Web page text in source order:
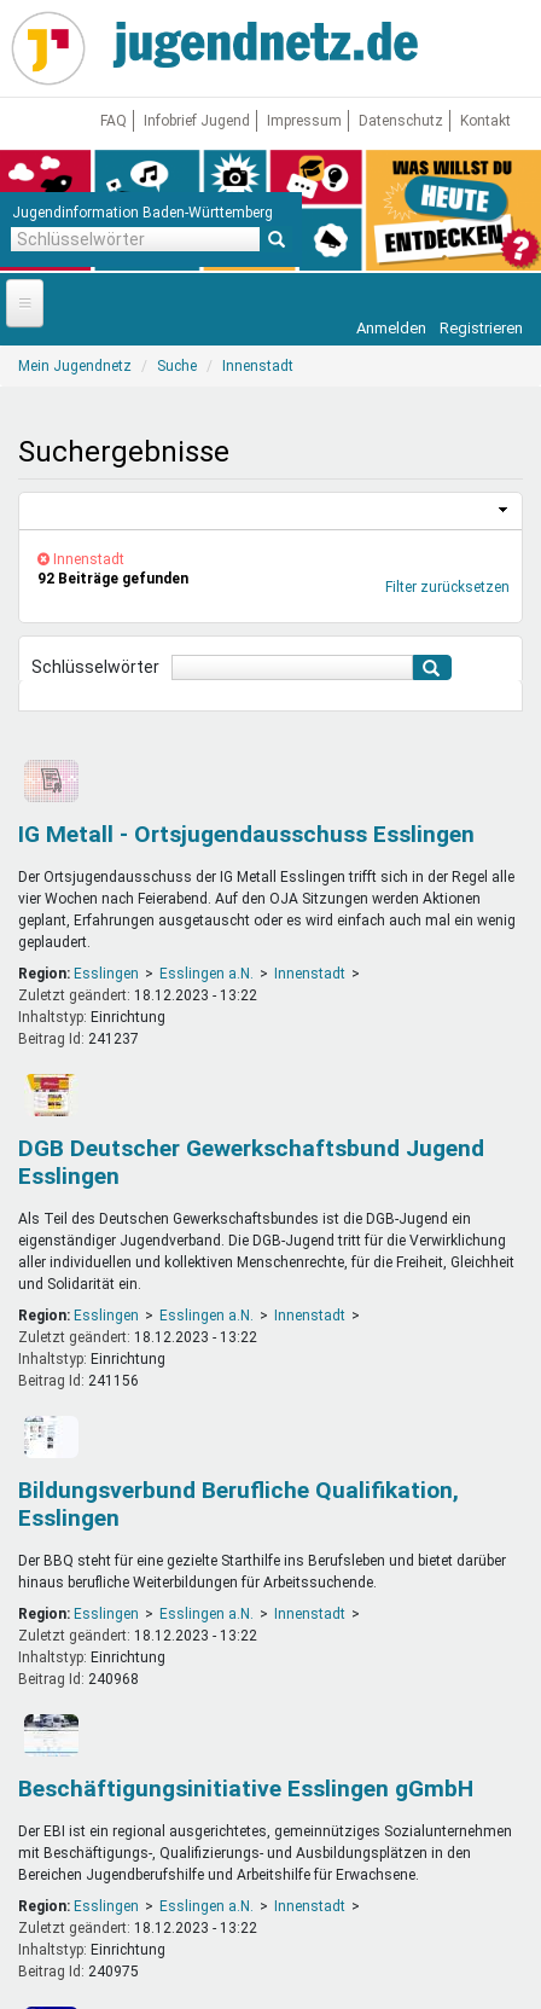
Direkt
zum
Inhalt
FAQ Infobrief Jugend Impressum Datenschutz Kontakt
Jugendinformation Baden-Württemberg
Startseite
Freizeit & Reisen
Mentoren & Projekte
Schule & Beruf
Anmelden Registrieren
Sie
Mein Jugendnetz Suche Innenstadt
Suchergebnisse
(-) Innenstadt-
Filter
Innenstadt
Filter zurücksetzen
92 Beiträge gefunden
Schlüsselwörter
IG Metall - Ortsjugendausschuss Esslingen
Der Ortsjugendausschuss der IG Metall Esslingen trifft sich in der Regel alle
vier Wochen nach Feierabend. Auf den OJA Sitzungen werden Aktionen
geplant, Erfahrungen ausgetauscht oder es wird einfach auch mal ein wenig
geplaudert.
Region: Esslingen Esslingen a.N.
Innenstadt
Zuletzt geändert: 18.12.2023 - 13:22
Inhaltstyp:
einrichtung
Beitrag Id: 241237
DGB Deutscher Gewerkschaftsbund Jugend
Esslingen
Als Teil des Deutschen Gewerkschaftsbundes ist die DGB-Jugend ein
eigenständiger Jugendverband. Die DGB-Jugend tritt für die Verwirklichung
aller individuellen und kollektiven Menschenrechte, für die Freiheit, Gleichheit
und Solidarität ein.
Region: Esslingen Esslingen a.N.
Innenstadt
Zuletzt geändert: 18.12.2023 - 13:22
Inhaltstyp:
einrichtung
Beitrag Id: 241156
Bildungsverbund Berufliche Qualifikation,
Esslingen
Der BBQ steht für eine gezielte Starthilfe ins Berufsleben und bietet darüber
hinaus berufliche Weiterbildungen für Arbeitssuchende.
Region: Esslingen Esslingen a.N.
Innenstadt
Zuletzt geändert: 18.12.2023 - 13:22
Inhaltstyp:
einrichtung
Beitrag Id: 240968
Beschäftigungsinitiative Esslingen gGmbH
Der EBI ist ein regional ausgerichtetes, gemeinnütziges Sozialunternehmen
mit Beschäftigungs-, Qualifizierungs- und Ausbildungsplätzen in den
Bereichen Jugendberufshilfe und Arbeitshilfe für Erwachsene.
Region: Esslingen Esslingen a.N.
Innenstadt
Zuletzt geändert: 18.12.2023 - 13:22
Inhaltstyp:
einrichtung
Beitrag Id: 240975